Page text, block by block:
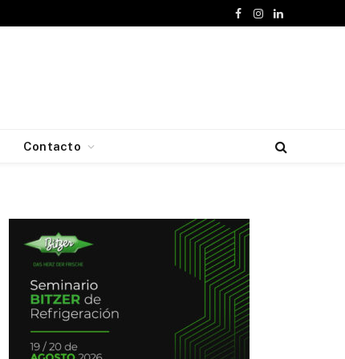
Facebook
Instagram
LinkedIn
Contacto